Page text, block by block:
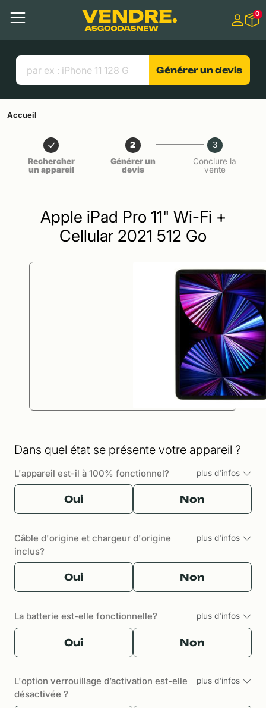
Contenu principal
Menu
Liens utiles
0
Générer un devis
Accueil
Rechercher
un appareil
2
Générer un
devis
3
Conclure la
vente
Apple iPad Pro 11" Wi-Fi +
Cellular 2021 512 Go
Dans quel état se présente votre appareil ?
L'appareil est-il à 100% fonctionnel? plus d'infos
Oui Non
Câble d'origine et chargeur d'origine
inclus?
plus d'infos
Oui Non
La batterie est-elle fonctionnelle? plus d'infos
Oui Non
L'option verrouillage d’activation est-elle
désactivée ?
plus d'infos